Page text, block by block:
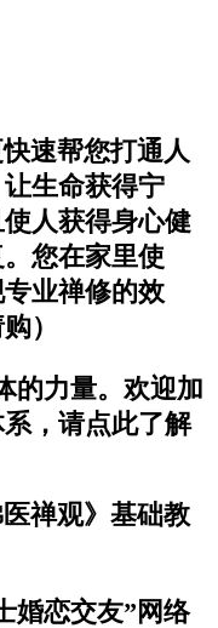
速帮您打通人
生命获得宁
人获得身心健
您在家里使
业禅修的效
）
的力量。欢迎加
，请点此了解
禅观》基础教
婚恋交友”网络